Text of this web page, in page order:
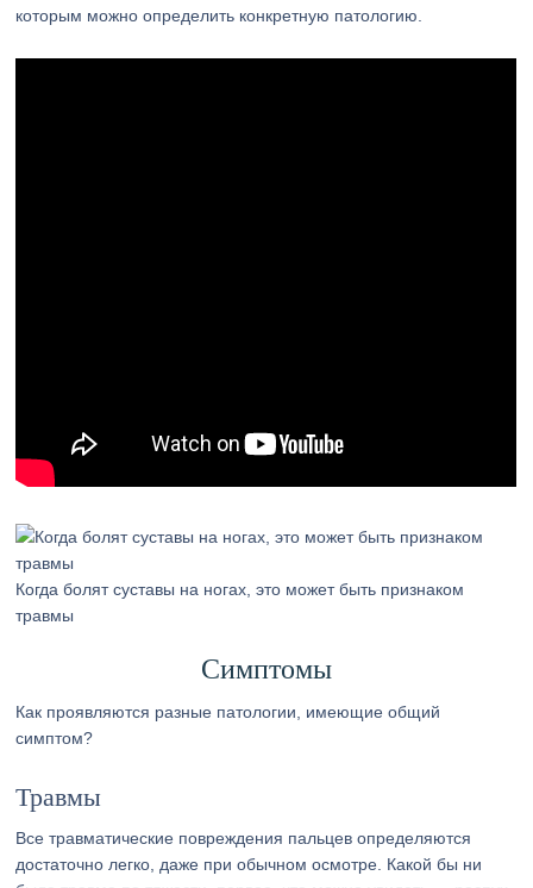
которым можно определить конкретную патологию.
Когда болят суставы на ногах, это может быть признаком
травмы
Симптомы
Как проявляются разные патологии, имеющие общий
симптом?
Травмы
Все травматические повреждения пальцев определяются
достаточно легко, даже при обычном осмотре. Какой бы ни